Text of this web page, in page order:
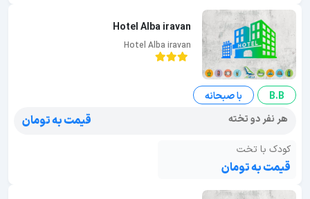
Hotel Alba iravan
Hotel Alba iravan
B.B
با صبحانه
هر نفر دو تخته
قیمت به تومان
کودک با تخت
قیمت به تومان